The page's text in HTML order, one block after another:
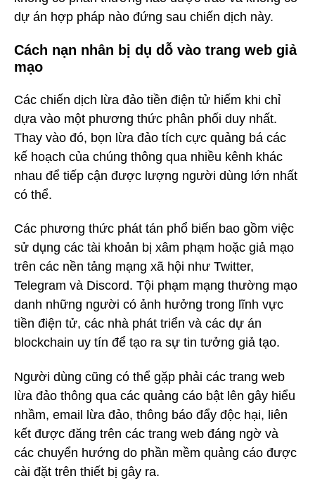
dự án hợp pháp nào đứng sau chiến dịch này.
Cách nạn nhân bị dụ dỗ vào trang web giả
mạo
Các chiến dịch lừa đảo tiền điện tử hiếm khi chỉ
dựa vào một phương thức phân phối duy nhất.
Thay vào đó, bọn lừa đảo tích cực quảng bá các
kế hoạch của chúng thông qua nhiều kênh khác
nhau để tiếp cận được lượng người dùng lớn nhất
có thể.
Các phương thức phát tán phổ biến bao gồm việc
sử dụng các tài khoản bị xâm phạm hoặc giả mạo
trên các nền tảng mạng xã hội như Twitter,
Telegram và Discord. Tội phạm mạng thường mạo
danh những người có ảnh hưởng trong lĩnh vực
tiền điện tử, các nhà phát triển và các dự án
blockchain uy tín để tạo ra sự tin tưởng giả tạo.
Người dùng cũng có thể gặp phải các trang web
lừa đảo thông qua các quảng cáo bật lên gây hiểu
nhầm, email lừa đảo, thông báo đẩy độc hại, liên
kết được đăng trên các trang web đáng ngờ và
các chuyển hướng do phần mềm quảng cáo được
cài đặt trên thiết bị gây ra.